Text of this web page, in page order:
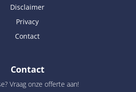
Disclaimer
Privacy
Contact
Contact
Vraag onze offerte aan!